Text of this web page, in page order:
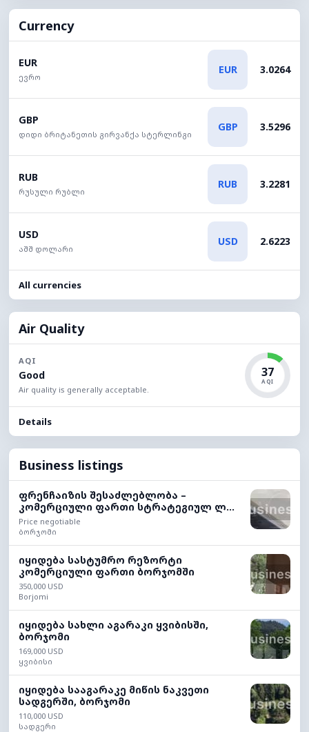
Currency
EUR
ევრო
EUR 3.0264
GBP
დიდი ბრიტანეთის გირვანქა სტერლინგი
GBP 3.5296
RUB
რუსული რუბლი
RUB 3.2281
USD
აშშ დოლარი
USD 2.6223
All currencies
Air Quality
AQI
Good
Air quality is generally acceptable.
37
AQI
Details
Business listings
ფრენჩაიზის შესაძლებლობა –
კომერციული ფართი სტრატეგიულ ლ...
Price negotiable
ბორჯომი
იყიდება სასტუმრო რეზორტი
კომერციული ფართი ბორჯომში
350,000 USD
Borjomi
იყიდება სახლი აგარაკი ყვიბისში,
ბორჯომი
169,000 USD
ყვიბისი
იყიდება სააგარაკე მიწის ნაკვეთი
სადგერში, ბორჯომი
110,000 USD
სადგერი